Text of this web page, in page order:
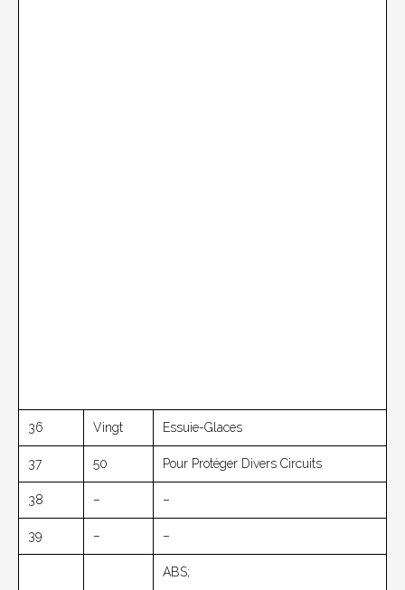
36 Vingt Essuie-Glaces
37 50 Pour Protéger Divers Circuits
38 – –
39 – –
ABS;